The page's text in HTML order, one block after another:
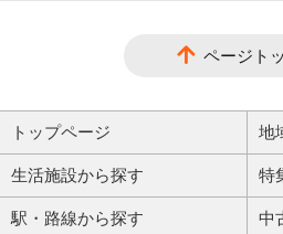
ページト
トップページ 地
生活施設から探す 特
駅・路線から探す 中